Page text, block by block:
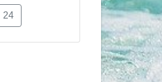
24